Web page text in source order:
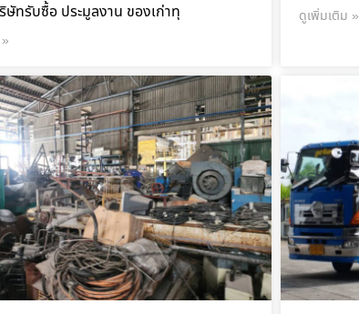
ษัทรับซื้อ ประมูลงาน ของเก่าทุ ดูเพิ่มเติม »